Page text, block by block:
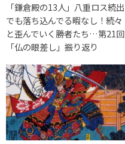
「鎌倉殿の13人」八重ロス続出
でも落ち込んでる暇なし！続々
と歪んでいく勝者たち…第21回
「仏の眼差し」振り返り